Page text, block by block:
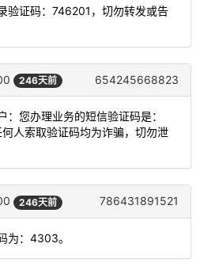
验证码：746201，切勿转发或告
246天前 654245668823
：您办理业务的短信验证码是：
人索取验证码均为诈骗，切勿泄
246天前 786431891521
为：4303。